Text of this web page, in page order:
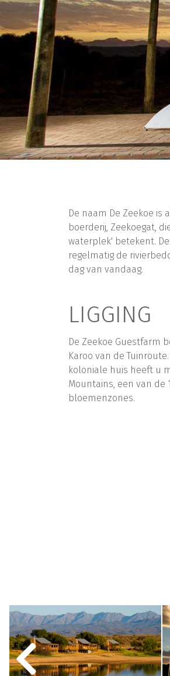
De naam De Zeekoe
boerderij, Zeekoegat,
waterplek' betekent.
regelmatig de
dag van vandaag.
LIGGING
De Zeekoe Guestfarm
Karoo van de
koloniale huis heeft u
Mountains, een van
bloemenzones.